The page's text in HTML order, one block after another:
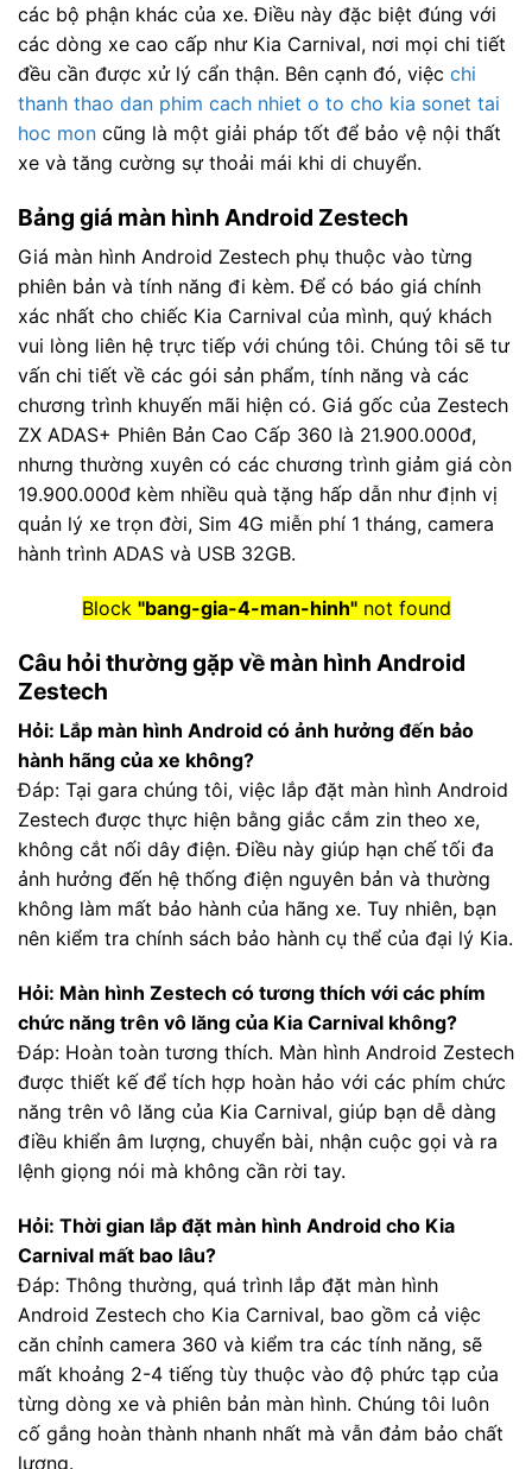
các bộ phận khác của xe. Điều này đặc biệt đúng với
các dòng xe cao cấp như Kia Carnival, nơi mọi chi tiết
đều cần được xử lý cẩn thận. Bên cạnh đó, việc chi
thanh thao dan phim cach nhiet o to cho kia sonet tai
hoc mon cũng là một giải pháp tốt để bảo vệ nội thất
xe và tăng cường sự thoải mái khi di chuyển.
Bảng giá màn hình Android Zestech
Giá màn hình Android Zestech phụ thuộc vào từng
phiên bản và tính năng đi kèm. Để có báo giá chính
xác nhất cho chiếc Kia Carnival của mình, quý khách
vui lòng liên hệ trực tiếp với chúng tôi. Chúng tôi sẽ tư
vấn chi tiết về các gói sản phẩm, tính năng và các
chương trình khuyến mãi hiện có. Giá gốc của Zestech
ZX ADAS+ Phiên Bản Cao Cấp 360 là 21.900.000đ,
nhưng thường xuyên có các chương trình giảm giá còn
19.900.000đ kèm nhiều quà tặng hấp dẫn như định vị
quản lý xe trọn đời, Sim 4G miễn phí 1 tháng, camera
hành trình ADAS và USB 32GB.
Block "bang-gia-4-man-hinh"not found
Câu hỏi thường gặp về màn hình Android
Zestech
Hỏi: Lắp màn hình Android có ảnh hưởng đến bảo
hành hãng của xe không?
Đáp: Tại gara chúng tôi, việc lắp đặt màn hình Android
Zestech được thực hiện bằng giắc cắm zin theo xe,
không cắt nối dây điện. Điều này giúp hạn chế tối đa
ảnh hưởng đến hệ thống điện nguyên bản và thường
không làm mất bảo hành của hãng xe. Tuy nhiên, bạn
nên kiểm tra chính sách bảo hành cụ thể của đại lý Kia.
Hỏi: Màn hình Zestech có tương thích với các phím
chức năng trên vô lăng của Kia Carnival không?
Đáp: Hoàn toàn tương thích. Màn hình Android Zestech
được thiết kế để tích hợp hoàn hảo với các phím chức
năng trên vô lăng của Kia Carnival, giúp bạn dễ dàng
điều khiển âm lượng, chuyển bài, nhận cuộc gọi và ra
lệnh giọng nói mà không cần rời tay.
Hỏi: Thời gian lắp đặt màn hình Android cho Kia
Carnival mất bao lâu?
Đáp: Thông thường, quá trình lắp đặt màn hình
Android Zestech cho Kia Carnival, bao gồm cả việc
căn chỉnh camera 360 và kiểm tra các tính năng, sẽ
mất khoảng 2-4 tiếng tùy thuộc vào độ phức tạp của
từng dòng xe và phiên bản màn hình. Chúng tôi luôn
cố gắng hoàn thành nhanh nhất mà vẫn đảm bảo chất
lượng.